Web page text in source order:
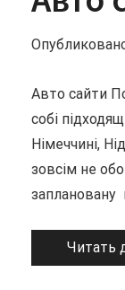
Авто сайти
собі
Німеччині,
зовсім не
заплановану
Читать